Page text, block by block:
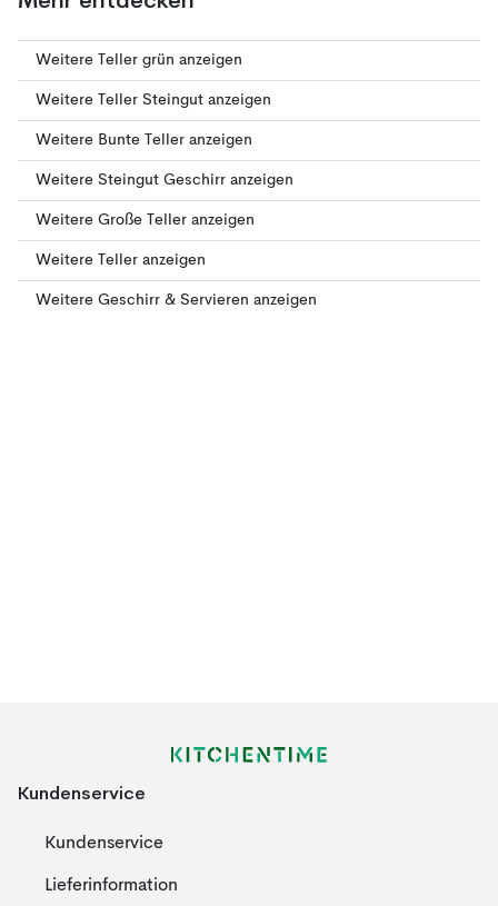
Weitere Teller grün anzeigen
Weitere Teller Steingut anzeigen
Weitere Bunte Teller anzeigen
Weitere Steingut Geschirr anzeigen
Weitere Große Teller anzeigen
Weitere Teller anzeigen
Weitere Geschirr & Servieren anzeigen
Kundenservice
Kundenservice
Lieferinformation